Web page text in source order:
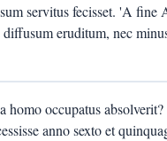
servitus fecisset. 'A fine
eruditum, nec
homo occupatus
anno sexto et